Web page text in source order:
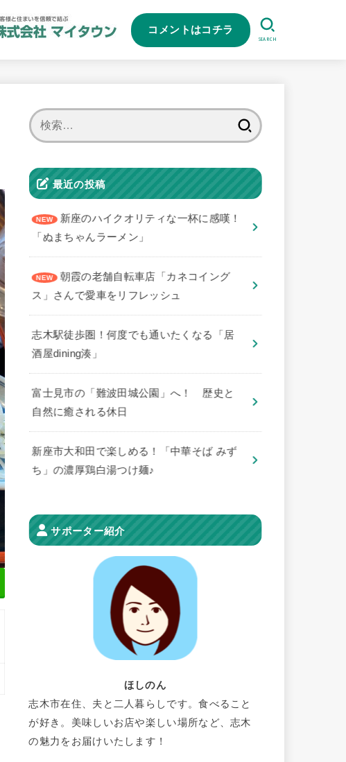
コメントはコチラ
SEARCH
最近の投稿
新座のハイクオリティな一杯に感嘆！
「ぬまちゃんラーメン」
朝霞の老舗自転車店「カネコイング
ス」さんで愛車をリフレッシュ
志木駅徒歩圏！何度でも通いたくなる「居
酒屋dining湊」
​富士見市の「難波田城公園」へ！ 歴史と
自然に癒される休日
新座市大和田で楽しめる！「中華そば みず
ち」の濃厚鶏白湯つけ麺♪
サポーター紹介
ほしのん
志木市在住、夫と二人暮らしです。食べること
が好き。美味しいお店や楽しい場所など、志木
の魅力をお届けいたします！